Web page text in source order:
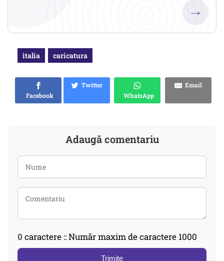
→
italia caricatura
Facebook
Twitter
WhatsApp
Email
Adaugă comentariu
0 caractere :: Număr maxim de caractere 1000
Trimite